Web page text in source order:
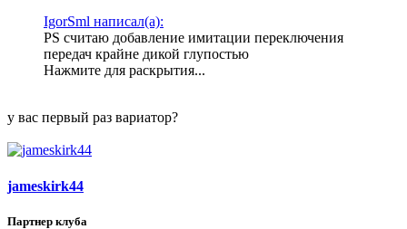
IgorSml написал(а):
PS считаю добавление имитации переключения
передач крайне дикой глупостью
Нажмите для раскрытия...
у вас первый раз вариатор?
jameskirk44
Партнер клуба